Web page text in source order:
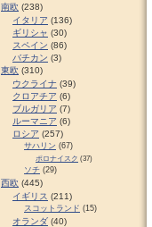
南欧 (238)
イタリア (136)
ギリシャ (30)
スペイン (86)
バチカン (3)
東欧 (310)
ウクライナ (39)
クロアチア (6)
ブルガリア (7)
ルーマニア (6)
ロシア (257)
サハリン (67)
ポロナイスク (37)
ソチ (29)
西欧 (445)
イギリス (211)
スコットランド (15)
オランダ (40)